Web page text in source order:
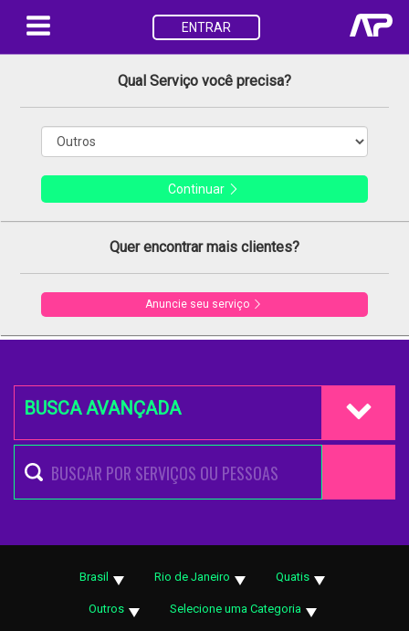
ENTRAR
Qual Serviço você precisa?
Continuar
Quer encontrar mais clientes?
Anuncie seu serviço
BUSCA AVANÇADA
Brasil Rio de Janeiro Quatis
Outros Selecione uma Categoria